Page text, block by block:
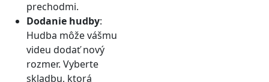
prechodmi.
Dodanie hudby:
Hudba môže vášmu
videu dodať nový
rozmer. Vyberte
skladbu, ktorá